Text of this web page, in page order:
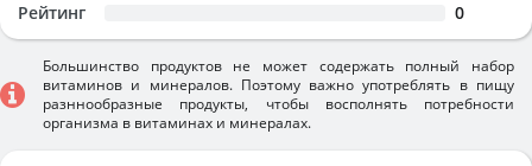
Рейтинг 0
Большинство продуктов не может содержать полный набор
витаминов и минералов. Поэтому важно употреблять в пищу
разннообразные продукты, чтобы восполнять потребности
организма в витаминах и минералах.